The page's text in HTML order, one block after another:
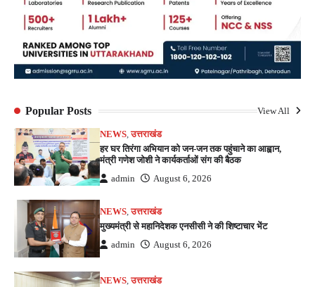
Popular Posts View All
NEWS,उत्तराखंड
हर घर तिरंगा अभियान को जन-जन तक पहुंचाने का आह्वान,
मंत्री गणेश जोशी ने कार्यकर्ताओं संग की बैठक
admin August 6, 2026
NEWS ,उत्तराखंड
मुख्यमंत्री से महानिदेशक एनसीसी ने की शिष्टाचार भेंट
admin August 6, 2026
NEWS,उत्तराखंड